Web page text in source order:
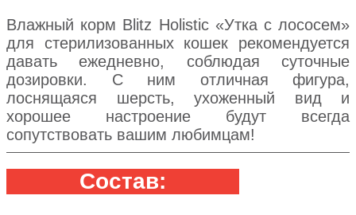
Влажный корм Blitz Holistic «Утка с лососем»
для стерилизованных кошек рекомендуется
давать ежедневно, соблюдая суточные
дозировки. С ним отличная фигура,
лоснящаяся шерсть, ухоженный вид и
хорошее настроение будут всегда
сопутствовать вашим любимцам!
Состав: